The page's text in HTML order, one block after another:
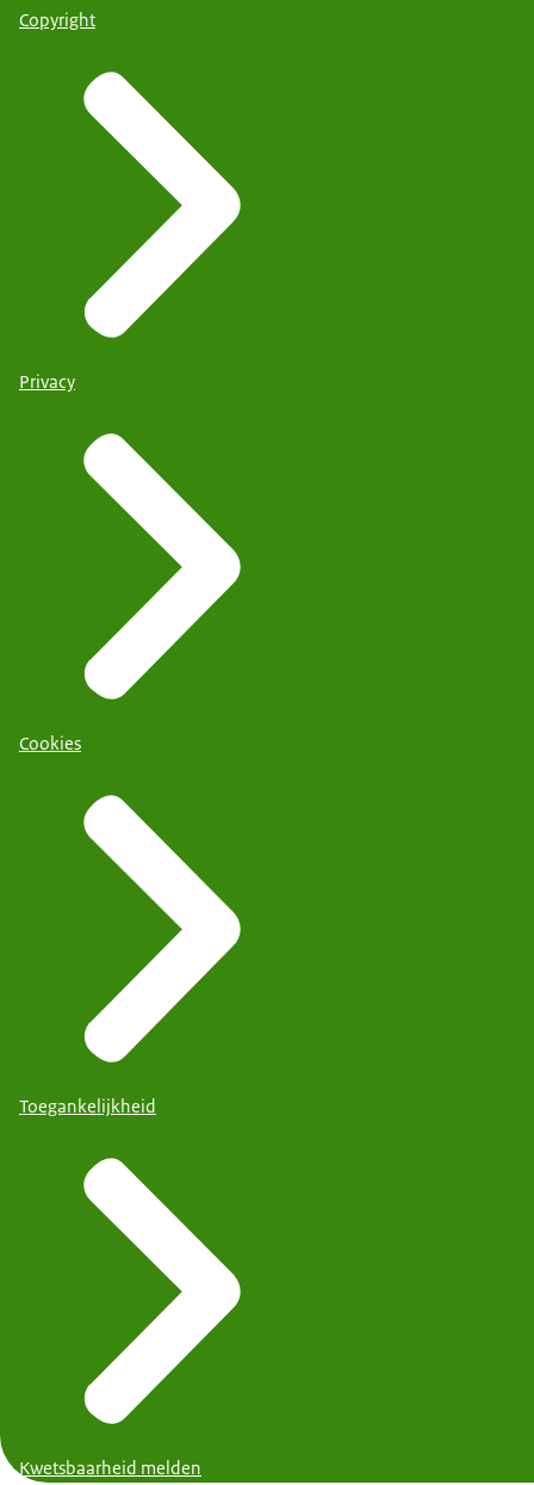
Copyright
Privacy
Cookies
Toegankelijkheid
Kwetsbaarheid melden